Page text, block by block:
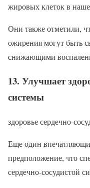
жировых клеток в
Они также отметили,
ожирения могут быть
снижающими
13. Улучшает
системы
здоровье сердечно-
Еще один
предположение, что
сердечно-сосудистой